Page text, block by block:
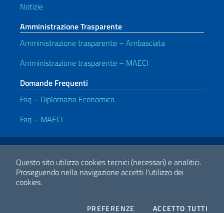
Questo sito utilizza cookies tecnici (necessari) e analitici.
Proseguendo nella navigazione accetti l'utilizzo dei
cookies.
PREFERENZE COOKIESACCETTO TUTTI
Notizie
Amministrazione Trasparente
Amministrazione trasparente – Ambasciata
Amministrazione trasparente – MAECI
Domande Frequenti
Faq – Diplomazia Economica
Faq – MAECI
Link Utili